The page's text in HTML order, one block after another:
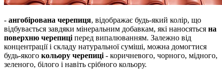
- ангобірована черепиця, відображає будь-який колір, що
відбувається завдяки мінеральним добавкам, які наносяться на
поверхню черепиці перед випалюванням. Залежно від
концентрації і складу натуральної суміші, можна домогтися
будь-якого кольору черепиці - коричневого, чорного, мідного,
зеленого, білого і навіть срібного кольору.